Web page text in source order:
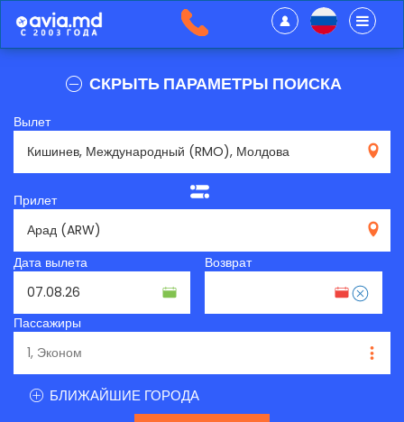
СКРЫТЬ ПАРАМЕТРЫ ПОИСКА
Вылет
Прилет
Дата вылета
Возврат
Пассажиры
БЛИЖАЙШИЕ ГОРОДА